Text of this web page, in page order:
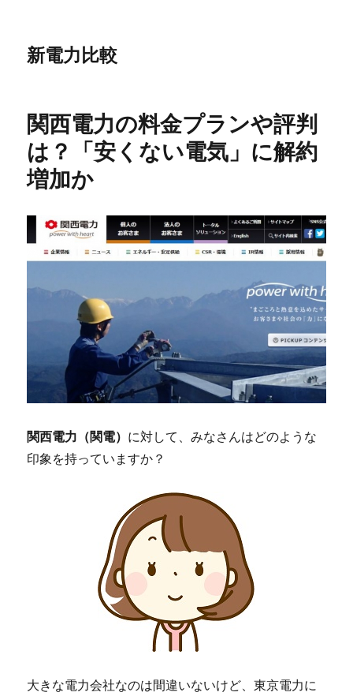
新電力比較
関西電力の料金プランや評判
は？「安くない電気」に解約
増加か
関西電力（関電） に対して、みなさんはどのような
印象を持っていますか？
大きな電力会社なのは間違いないけど、東京電力に